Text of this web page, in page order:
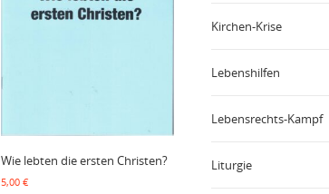
Wie lebten die ersten Christen?
5,00€
Kirchen-Krise
Lebenshilfen
Lebensrechts-Kampf
Liturgie